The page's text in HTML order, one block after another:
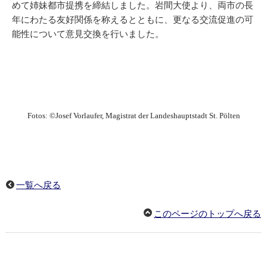
めて姉妹都市提携を締結しました。岩間大使より、両市の長
年にわたる友好関係を称えるとともに、更なる交流促進の可
能性について意見交換を行いました。
Fotosː ©Josef Vorlaufer, Magistrat der Landeshauptstadt St. Pölten
一覧へ戻る
このページのトップへ戻る